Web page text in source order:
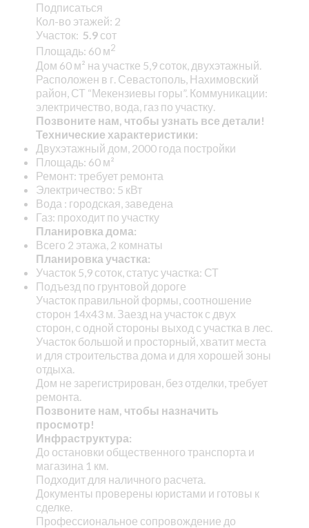
Подписаться
Кол-во этажей: 2
Участок: 5.9 сот
Площадь: 60 м2
Дом 60 м² на участке 5,9 соток, двухэтажный.
Расположен в г. Севастополь, Нахимовский
район, СТ “Мекензиевы горы”. Коммуникации:
электричество, вода, газ по участку.
Позвоните нам, чтобы узнать все детали!
Технические характеристики:
Двухэтажный дом, 2000 года постройки
Площадь: 60 м²
Ремонт: требует ремонта
Электричество: 5 кВт
Вода : городская, заведена
Газ: проходит по участку
Планировка дома:
Всего 2 этажа, 2 комнаты
Планировка участка:
Участок 5,9 соток, статус участка: СТ
Подъезд по грунтовой дороге
Участок правильной формы, соотношение
сторон 14х43 м. Заезд на участок с двух
сторон, с одной стороны выход с участка в лес.
Участок большой и просторный, хватит места
и для строительства дома и для хорошей зоны
отдыха.
Дом не зарегистрирован, без отделки, требует
ремонта.
Позвоните нам, чтобы назначить
просмотр!
Инфраструктура:
До остановки общественного транспорта и
магазина 1 км.
Подходит для наличного расчета.
Документы проверены юристами и готовы к
сделке.
Профессиональное сопровождение до